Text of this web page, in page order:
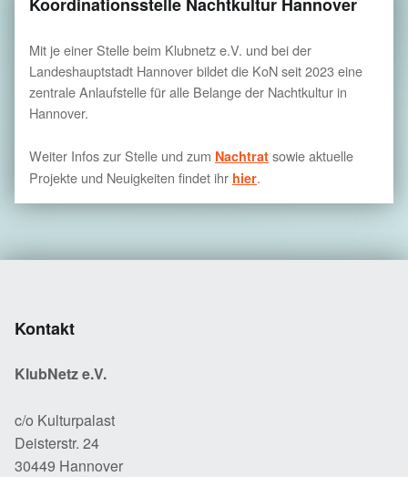
Koordinationsstelle Nachtkultur Hannover
Mit je einer Stelle beim Klubnetz e.V. und bei der
Landeshauptstadt Hannover bildet die KoN seit 2023 eine
zentrale Anlaufstelle für alle Belange der Nachtkultur in
Hannover.
Weiter Infos zur Stelle und zum Nachtrat sowie aktuelle
Projekte und Neuigkeiten findet ihr hier.
Kontakt
KlubNetz e.V.
c/o Kulturpalast
Deisterstr. 24
30449 Hannover